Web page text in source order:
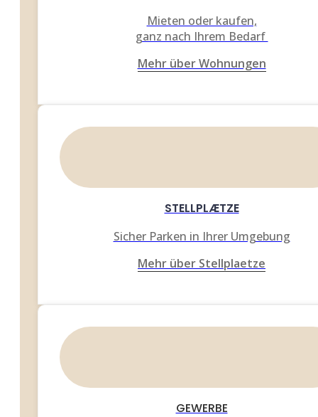
Mieten oder kaufen,
ganz nach Ihrem Bedarf
Mehr über Wohnungen
STELLPLÆTZE
Sicher Parken in Ihrer Umgebung
Mehr über Stellplaetze
GEWERBE